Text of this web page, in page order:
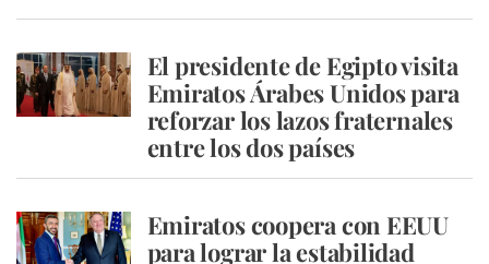
El presidente de Egipto visita
Emiratos Árabes Unidos para
reforzar los lazos fraternales
entre los dos países
Emiratos coopera con EEUU
para lograr la estabilidad